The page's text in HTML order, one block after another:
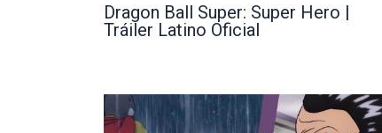
Dragon Ball Super: Super Hero |
Tráiler Latino Oficial